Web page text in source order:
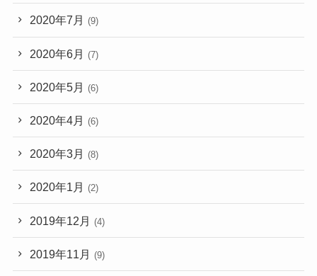
2020年7月 (9)
2020年6月 (7)
2020年5月 (6)
2020年4月 (6)
2020年3月 (8)
2020年1月 (2)
2019年12月 (4)
2019年11月 (9)